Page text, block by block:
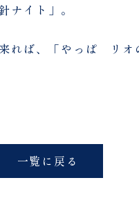
イト」。
れば、「やっぱ リオ
一覧に戻る